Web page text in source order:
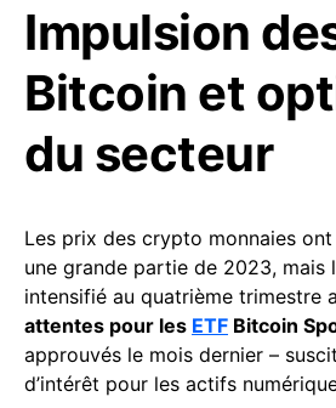
Impulsion
Bitcoin et
du secteur
Les prix des crypto monnaies
une grande partie de 2023, mais
intensifié au quatrième trimestre
attentes pour les ETF Bitcoin
approuvés le mois dernier –
d’intérêt pour les actifs